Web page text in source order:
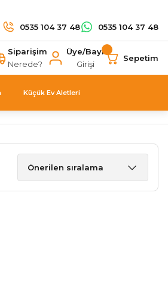
0535 104 37 48 0535 104 37 48
Siparişim
Nerede?
Üye/Bayi
Girişi
Sepetim
Küçük Ev Aletleri